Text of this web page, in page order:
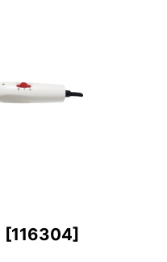
[116304]